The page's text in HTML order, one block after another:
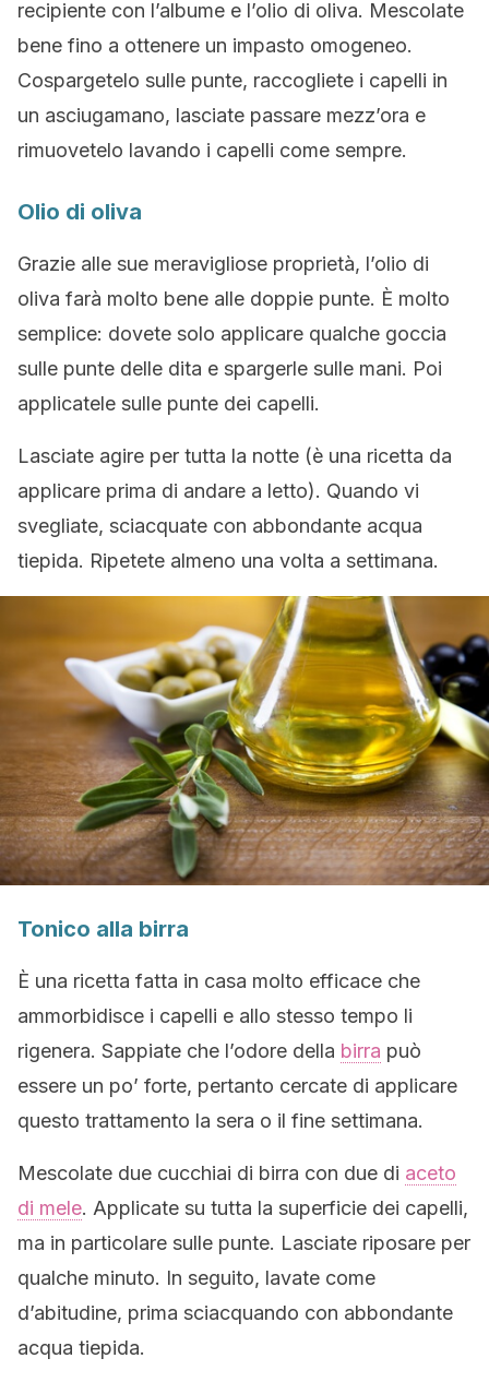
recipiente con l’albume e l’olio di oliva. Mescolate
bene fino a ottenere un impasto omogeneo.
Cospargetelo sulle punte, raccogliete i capelli in
un asciugamano, lasciate passare mezz’ora e
rimuovetelo lavando i capelli come sempre.
Olio di oliva
Grazie alle sue meravigliose proprietà, l’olio di
oliva farà molto bene alle doppie punte. È molto
semplice: dovete solo applicare qualche goccia
sulle punte delle dita e spargerle sulle mani. Poi
applicatele sulle punte dei capelli.
Lasciate agire per tutta la notte (è una ricetta da
applicare prima di andare a letto). Quando vi
svegliate, sciacquate con abbondante acqua
tiepida. Ripetete almeno una volta a settimana.
Tonico alla birra
È una ricetta fatta in casa molto efficace che
ammorbidisce i capelli e allo stesso tempo li
rigenera. Sappiate che l’odore della birra può
essere un po’ forte, pertanto cercate di applicare
questo trattamento la sera o il fine settimana.
Mescolate due cucchiai di birra con due di aceto
di mele. Applicate su tutta la superficie dei capelli,
ma in particolare sulle punte. Lasciate riposare per
qualche minuto. In seguito, lavate come
d’abitudine, prima sciacquando con abbondante
acqua tiepida.